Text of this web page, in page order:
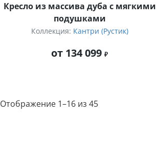
Кресло из массива дуба с мягкими
подушками
Коллекция: Кантри (Рустик)
от 134 099
Отображение 1–16 из 45